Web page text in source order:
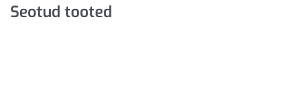
Seotud tooted